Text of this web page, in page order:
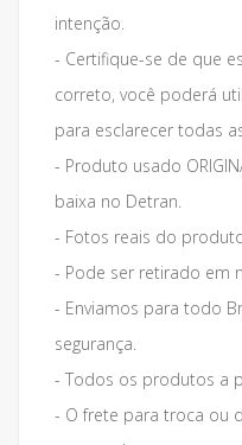
intenção.
- Certifique-se de que
correto, você poderá
para esclarecer todas
- Produto usado
baixa no Detran.
- Fotos reais do
- Pode ser retirado em
- Enviamos para todo
segurança.
- Todos os produtos a
- O frete para troca ou